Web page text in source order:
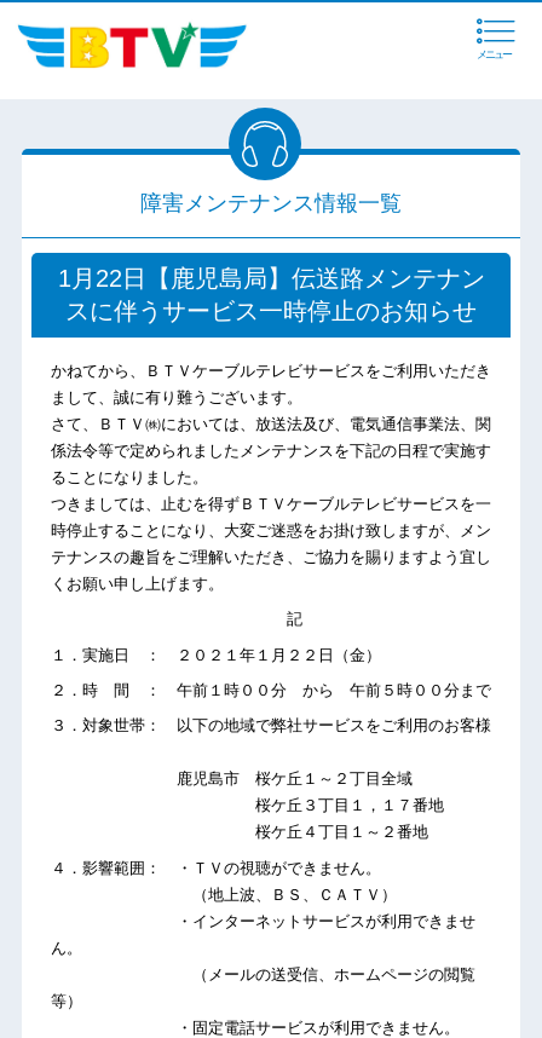
メニュー
障害メンテナンス情報一覧
1月22日【鹿児島局】伝送路メンテナン
スに伴うサービス一時停止のお知らせ
かねてから、ＢＴＶケーブルテレビサービスをご利用いただき
まして、誠に有り難うございます。
さて、ＢＴＶ㈱においては、放送法及び、電気通信事業法、関
係法令等で定められましたメンテナンスを下記の日程で実施す
ることになりました。
つきましては、止むを得ずＢＴＶケーブルテレビサービスを一
時停止することになり、大変ご迷惑をお掛け致しますが、メン
テナンスの趣旨をご理解いただき、ご協力を賜りますよう宜し
くお願い申し上げます。
記
１．実施日 ： ２０２１年１月２２日（金）
２．時 間 ： 午前１時００分 から 午前５時００分まで
３．対象世帯： 以下の地域で弊社サービスをご利用のお客様
鹿児島市 桜ケ丘１～２丁目全域
桜ケ丘３丁目１，１７番地
桜ケ丘４丁目１～２番地
４．影響範囲： ・ＴＶの視聴ができません。
（地上波、ＢＳ、ＣＡＴＶ）
・インターネットサービスが利用できませ
ん。
（メールの送受信、ホームページの閲覧
等）
・固定電話サービスが利用できません。